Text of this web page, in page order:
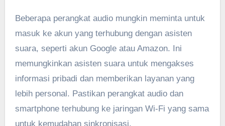
Beberapa perangkat audio mungkin meminta untuk
masuk ke akun yang terhubung dengan asisten
suara, seperti akun Google atau Amazon. Ini
memungkinkan asisten suara untuk mengakses
informasi pribadi dan memberikan layanan yang
lebih personal. Pastikan perangkat audio dan
smartphone terhubung ke jaringan Wi-Fi yang sama
untuk kemudahan sinkronisasi.